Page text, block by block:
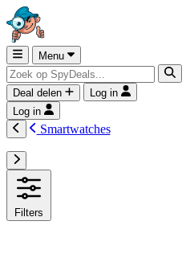
Menu
Deal delen
Log in
Log in
Smartwatches
Filters